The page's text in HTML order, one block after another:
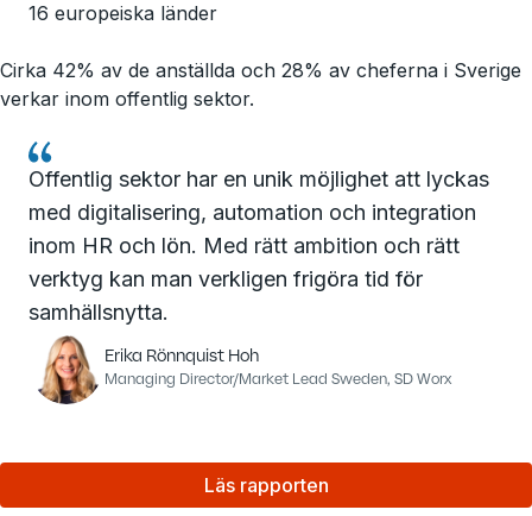
16 europeiska länder
Cirka 42% av de anställda och 28% av cheferna i Sverige
verkar inom offentlig sektor.
Offentlig sektor har en unik möjlighet att lyckas
med digitalisering, automation och integration
inom HR och lön. Med rätt ambition och rätt
verktyg kan man verkligen frigöra tid för
samhällsnytta.
Erika Rönnquist Hoh
Managing Director/Market Lead Sweden, SD Worx
Läs rapporten